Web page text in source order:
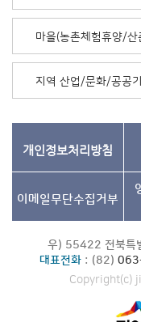
마을(농촌체험휴양/산
지역 산업/문화/공공
개인정보처리방침
이메일무단수집거부
우) 55422 전북특
대표전화: (82)
Copyright(c)